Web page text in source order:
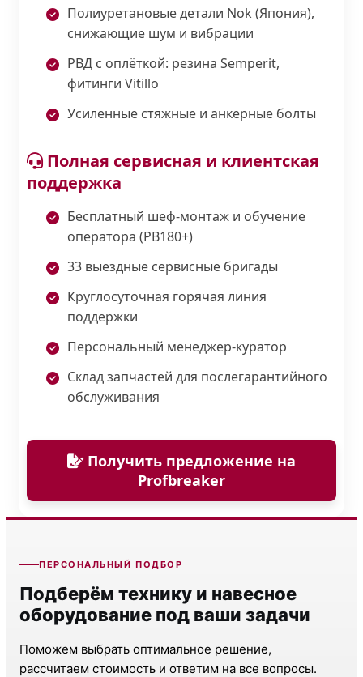
Полиуретановые детали Nok (Япония),
снижающие шум и вибрации
РВД с оплёткой: резина Semperit,
фитинги Vitillo
Усиленные стяжные и анкерные болты
Полная сервисная и клиентская
поддержка
Бесплатный шеф-монтаж и обучение
оператора (PB180+)
33 выездные сервисные бригады
Круглосуточная горячая линия
поддержки
Персональный менеджер-куратор
Склад запчастей для послегарантийного
обслуживания
Получить предложение на
Profbreaker
ПЕРСОНАЛЬНЫЙ ПОДБОР
Подберём технику и навесное
оборудование под ваши задачи
Поможем выбрать оптимальное решение,
рассчитаем стоимость и ответим на все вопросы.